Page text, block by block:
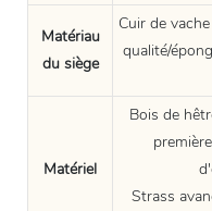
Matériau
du siège
Cuir de
qualité/
Matériel
Bois de
Strass